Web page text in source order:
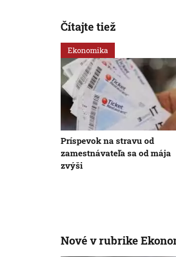
Čítajte tiež
Ekonomika
Príspevok na stravu od
zamestnávateľa sa od mája
zvýši
Nové v rubrike